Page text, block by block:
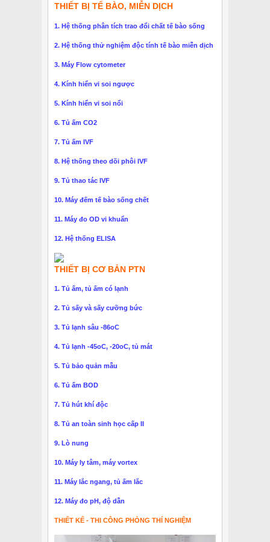
THIẾT BỊ TẾ BÀO, MIỄN DỊCH
1. Hệ thống phân tích trao đổi chất tế bào sống
2. Hệ thống thử nghiệm độc tính tế bào miễn dịch
3. Máy Flow cytometer
4. Kính hiển vi soi ngược
5. Kính hiển vi soi nổi
6. Tủ ấm CO2
7. Tủ ấm IVF
8. Hệ thống theo dõi phôi IVF
9. Tủ thao tác IVF
10. Máy đếm tế bào sống chết
11. Máy đo OD vi khuẩn
12. Hệ thống ELISA
THIẾT BỊ CƠ BẢN PTN
1. Tủ ấm, tủ ấm có lạnh
2. Tủ sấy và sấy cưỡng bức
3. Tủ lạnh sâu -86oC
4. Tủ lạnh -45oC, -20oC, tủ mát
5. Tủ bảo quản mẫu
6. Tủ ấm BOD
7. Tủ hút khí độc
8. Tủ an toàn sinh học cấp II
9. Lò nung
10. Máy ly tâm, máy vortex
11. Máy lắc ngang, tủ ấm lắc
12. Máy đo pH, độ dẫn
THIẾT KẾ - THI CÔNG PHÒNG THÍ NGHIỆM